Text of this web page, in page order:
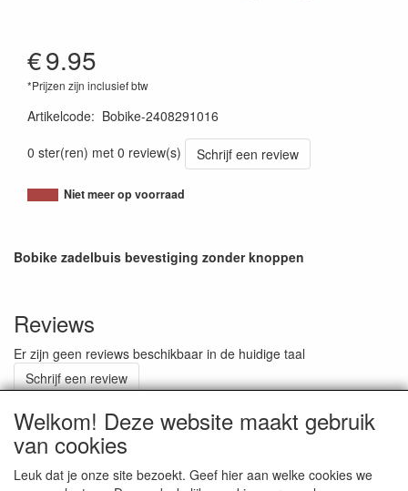
€9.95
*Prijzen zijn inclusief btw
Artikelcode: Bobike-2408291016
0 ster(ren) met 0 review(s)
Schrijf een review
Niet meer op voorraad
Bobike zadelbuis bevestiging zonder knoppen
Reviews
Er zijn geen reviews beschikbaar in de huidige taal
Schrijf een review
ALGEMENE VOORWAARDEN
Welkom! Deze website maakt gebruik
van cookies
Leuk dat je onze site bezoekt. Geef hier aan welke cookies we